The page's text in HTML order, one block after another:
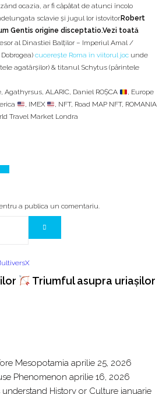
ocazia, ar fi căpătat de atunci încolo
sclavie și jugul lor istovitor.Robert
Gentis origine disceptatio.Vezi toată
al Dinastiei Balților – Imperiul Amal /
cucerește Roma în viitorul joc unde
agatârșilor) & titanul Schytus (părintele
, Agathyrsus, ALARIC, Daniel ROȘCA , Europe
, IMEX , NFT, Road MAP NFT, ROMANIA
Travel Market Londra
a publica un comentariu.
Triumful asupra uriașilor
Mesopotamia aprilie 25, 2026
Phenomenon aprilie 16, 2026
understand History or Culture ianuarie